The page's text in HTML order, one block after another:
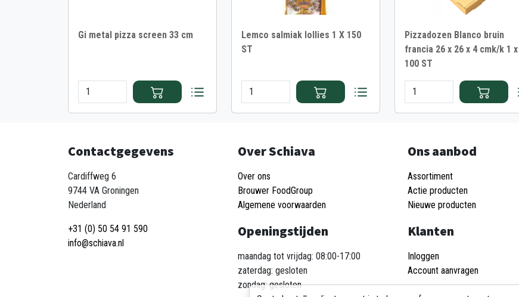
Gi metal pizza screen 33 cm
Lemco salmiak lollies 1 X 150
ST
Pizzadozen Blanco bruin
francia 26 x 26 x 4 cmk/k 1 x
100 ST
Contactgegevens
Cardiffweg 6
9744 VA Groningen
Nederland
+31 (0) 50 54 91 590
info@schiava.nl
Over Schiava
Over ons
Brouwer FoodGroup
Algemene voorwaarden
Openingstijden
maandag tot vrijdag: 08:00-17:00
zaterdag: gesloten
zondag: gesloten
Ons aanbod
Assortiment
Actie producten
Nieuwe producten
Klanten
Inloggen
Account aanvragen